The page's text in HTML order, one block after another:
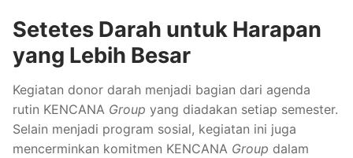
Setetes Darah untuk Harapan
yang Lebih Besar
Kegiatan donor darah menjadi bagian dari agenda
rutin KENCANA Group yang diadakan setiap semester.
Selain menjadi program sosial, kegiatan ini juga
mencerminkan komitmen KENCANA Group dalam